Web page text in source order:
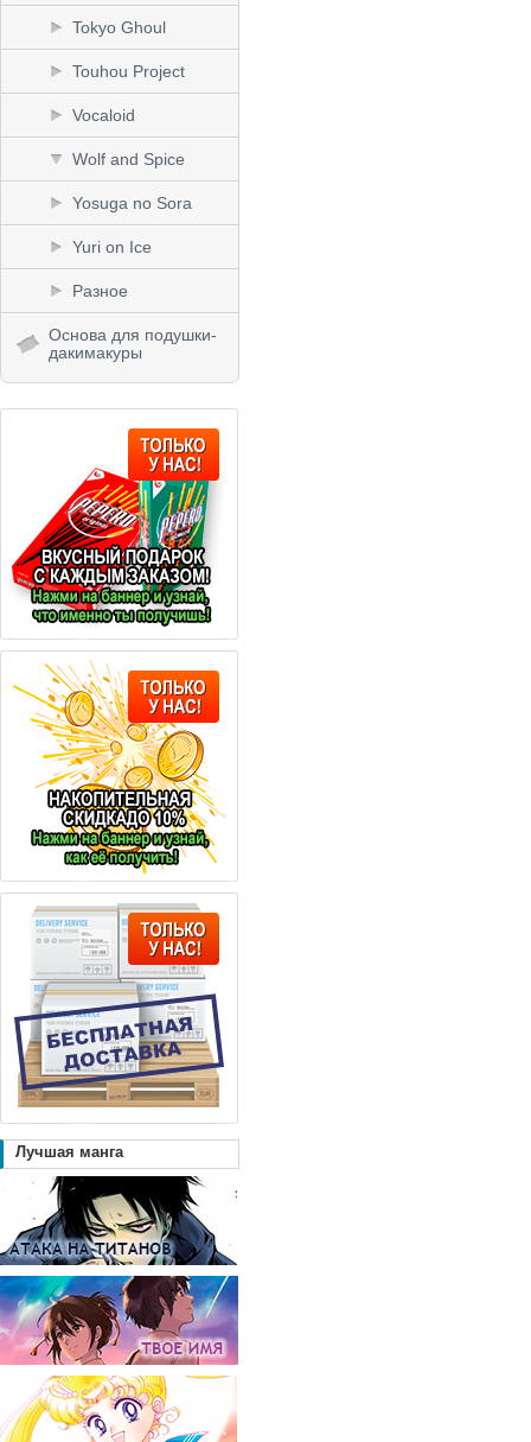
Tokyo Ghoul
Touhou Project
Vocaloid
Wolf and Spice
Yosuga no Sora
Yuri on Ice
Разное
Основа для подушки-
дакимакуры
Лучшая манга